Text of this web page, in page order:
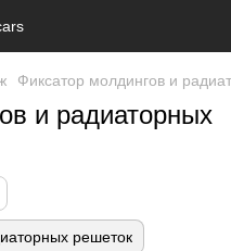
Фиксатор молдингов и
и радиаторных
решеток